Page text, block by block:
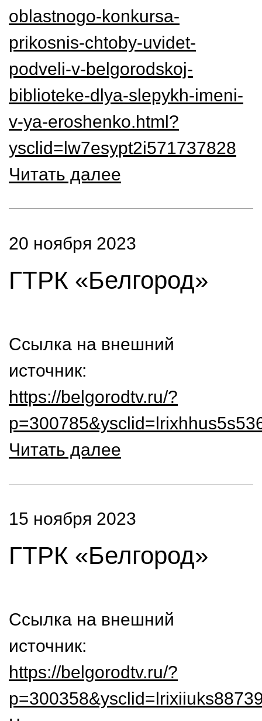
oblastnogo-konkursa-
prikosnis-chtoby-uvidet-
podveli-v-belgorodskoj-
biblioteke-dlya-slepykh-imeni-
v-ya-eroshenko.html?
ysclid=lw7esypt2i571737828
Читать далее
20 ноября 2023
ГТРК «Белгород»
Ссылка на внешний
источник:
https://belgorodtv.ru/?
Читать далее
15 ноября 2023
ГТРК «Белгород»
Ссылка на внешний
источник:
https://belgorodtv.ru/?